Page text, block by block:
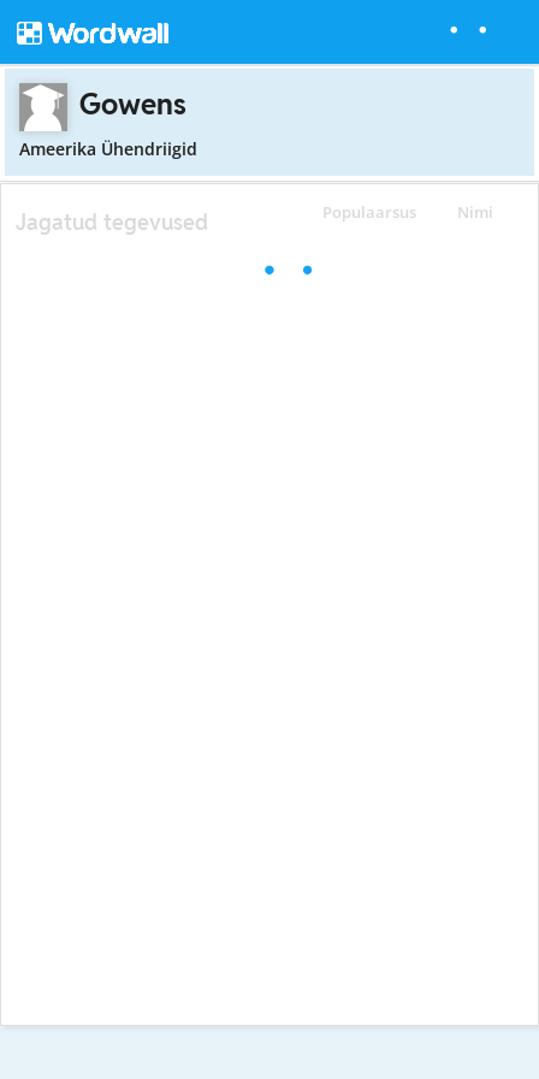
Gowens
Ameerika Ühendriigid
Populaarsus Nimi
Jagatud tegevused